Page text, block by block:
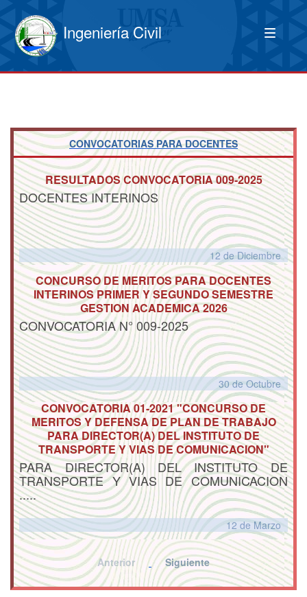
Ingeniería Civil
CONVOCATORIAS PARA DOCENTES
RESULTADOS CONVOCATORIA 009-2025
DOCENTES INTERINOS
12 de Diciembre
CONCURSO DE MERITOS PARA DOCENTES
INTERINOS PRIMER Y SEGUNDO SEMESTRE
GESTION ACADEMICA 2026
CONVOCATORIA N° 009-2025
30 de Octubre
CONVOCATORIA 01-2021 "CONCURSO DE
MERITOS Y DEFENSA DE PLAN DE TRABAJO
PARA DIRECTOR(A) DEL INSTITUTO DE
TRANSPORTE Y VIAS DE COMUNICACION"
PARA DIRECTOR(A) DEL INSTITUTO DE
TRANSPORTE Y VIAS DE COMUNICACION
.....
12 de Marzo
Anterior Siguiente